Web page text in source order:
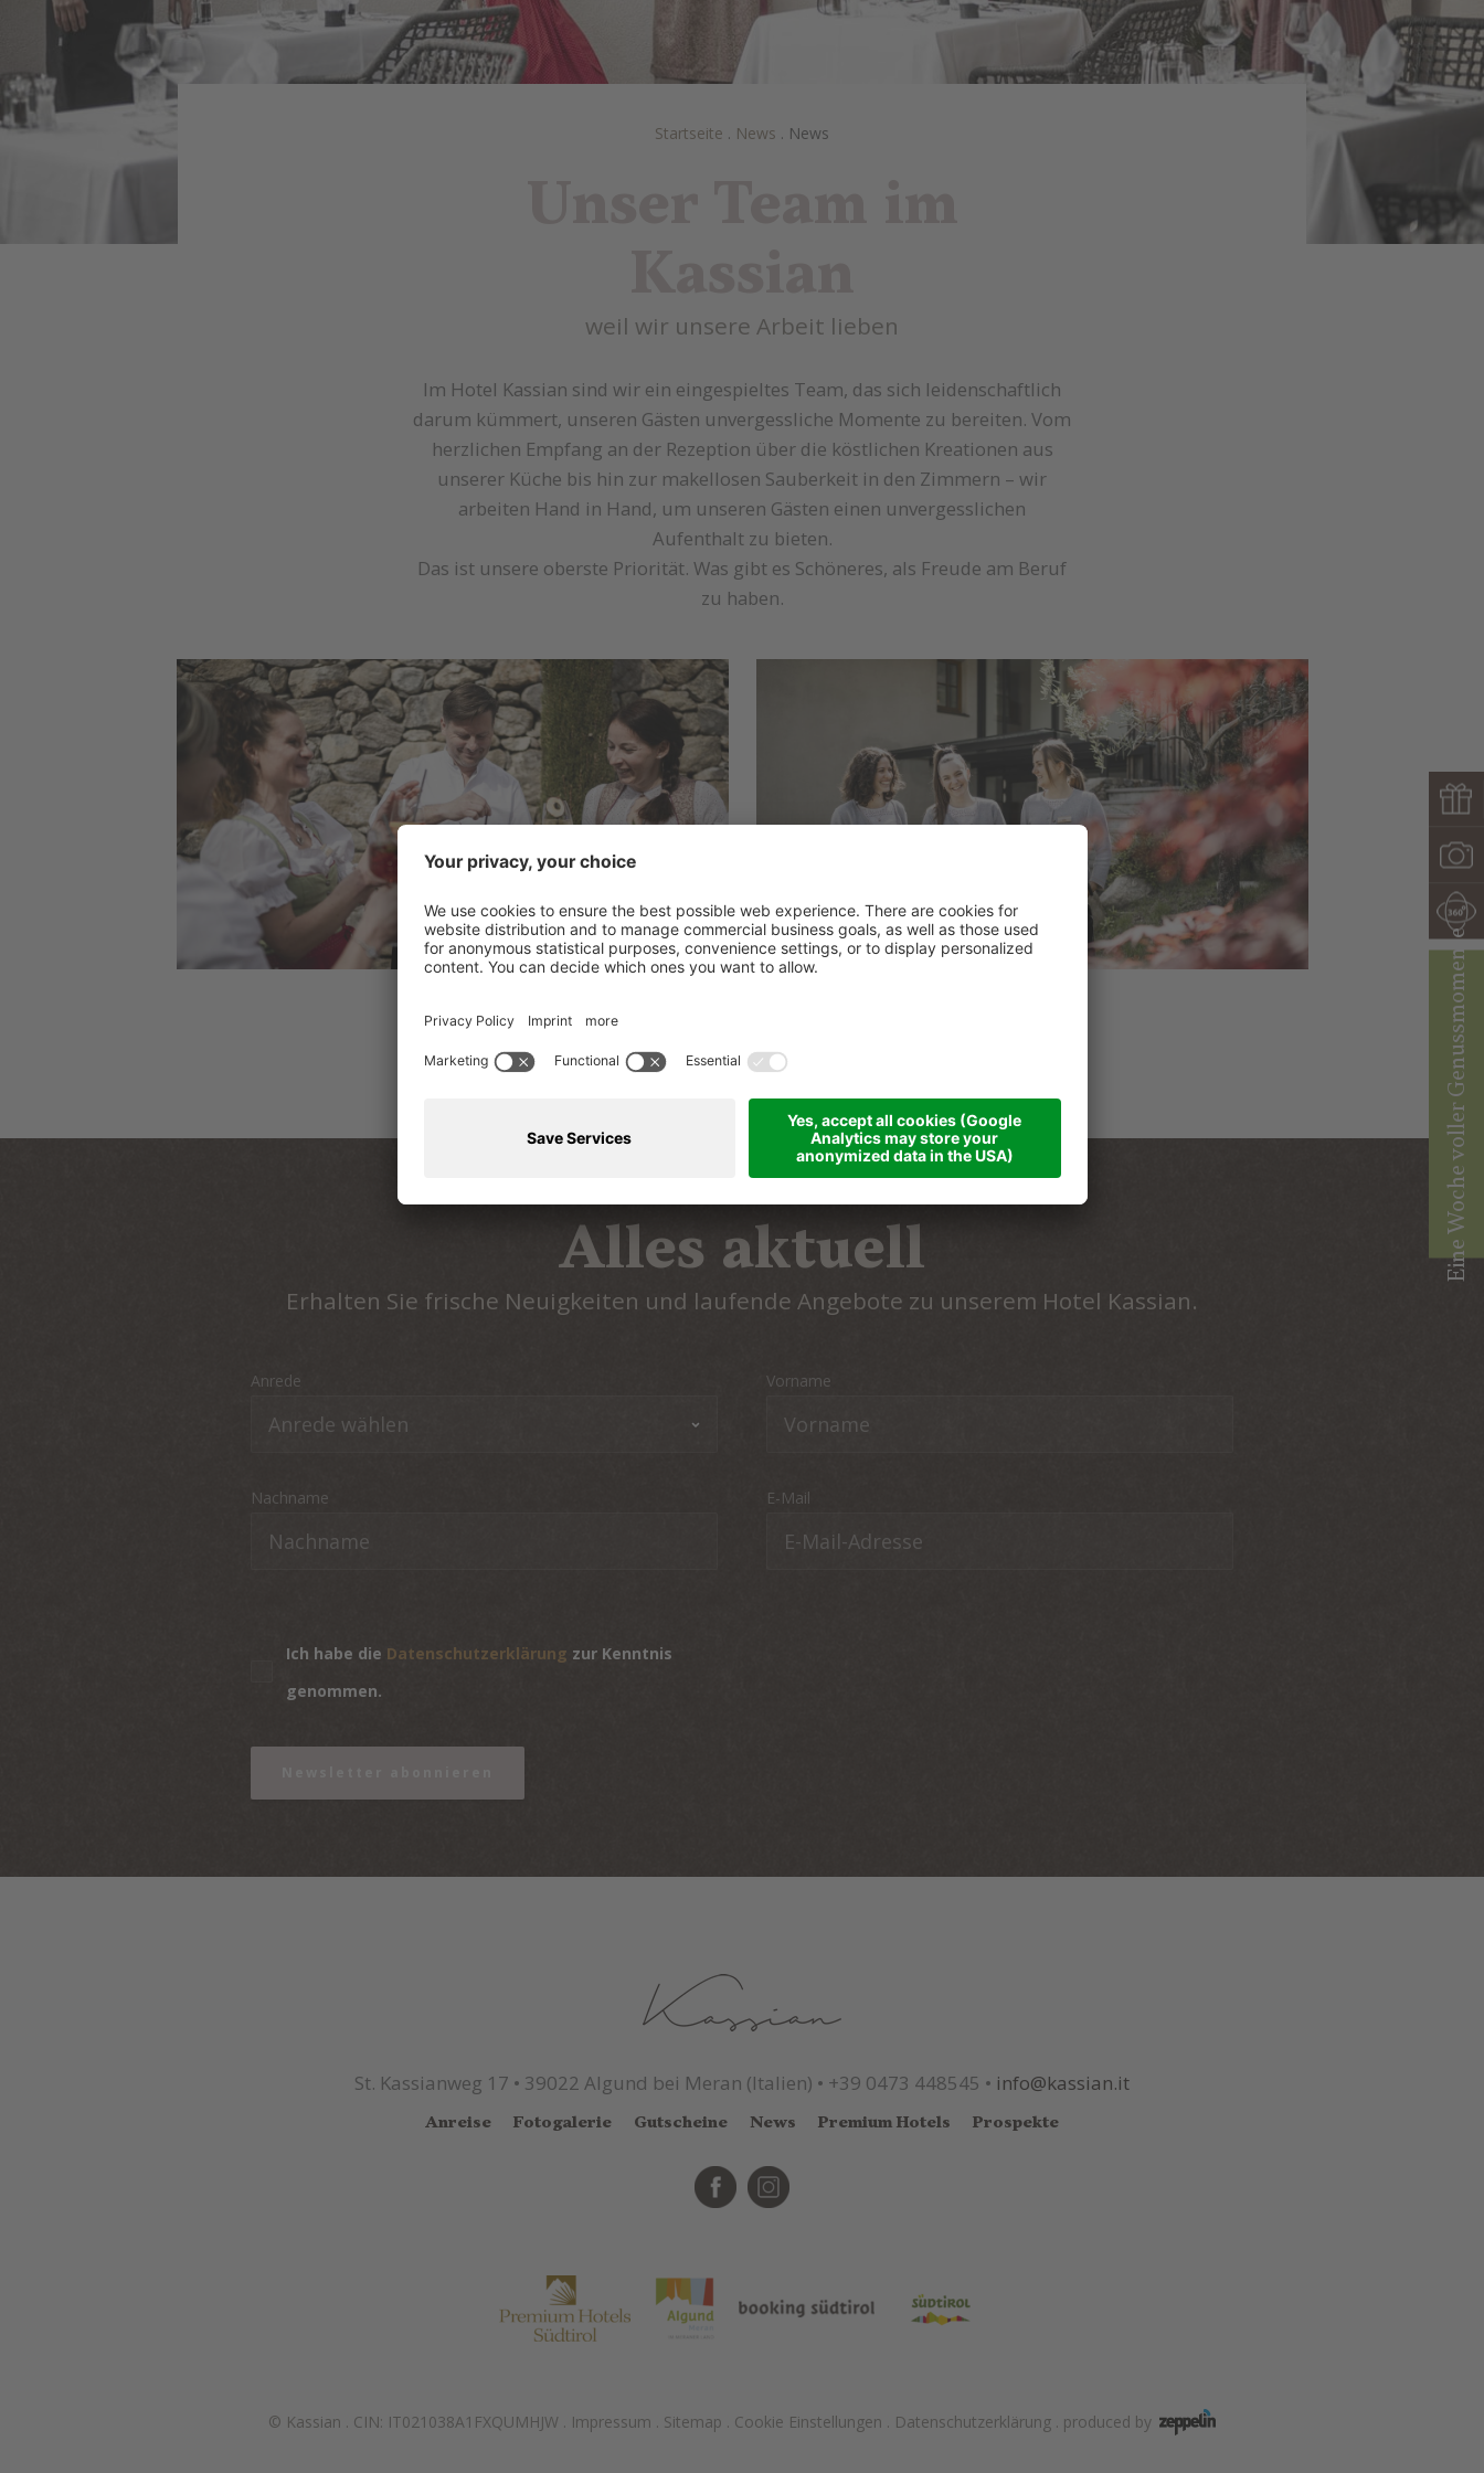
Eine Woche voller Genussmomente
Startseite . News . News
weil wir unsere Arbeit lieben
Im Hotel Kassian sind wir ein eingespieltes Team, das sich leidenschaftlich
darum kümmert, unseren Gästen unvergessliche Momente zu bereiten. Vom
herzlichen Empfang an der Rezeption über die köstlichen Kreationen aus
unserer Küche bis hin zur makellosen Sauberkeit in den Zimmern – wir
arbeiten Hand in Hand, um unseren Gästen einen unvergesslichen
Aufenthalt zu bieten.
Das ist unsere oberste Priorität. Was gibt es Schöneres, als Freude am Beruf
zu haben.
Alles aktuell
Erhalten Sie frische Neuigkeiten und laufende Angebote zu unserem Hotel Kassian.
Anrede Vorname
Nachname E-Mail
Ich habe die Datenschutzerklärung zur Kenntnis
genommen.
St. Kassianweg 17 • 39022 Algund bei Meran (Italien) • +39 0473 448545 • info@kassian.it
Anreise Fotogalerie Gutscheine News Premium Hotels Prospekte
© Kassian . CIN: IT021038A1FXQUMHJW . Impressum . Sitemap . Cookie Einstellungen . Datenschutzerklärung . produced by